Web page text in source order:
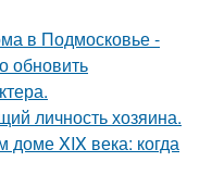
в Подмосковье -
обновить
личность хозяина.
доме XIX века: когда